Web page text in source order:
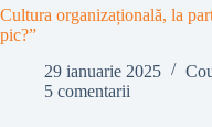
Cultura organizațională, la
pic?”
29 ianuarie 2025
5 comentarii